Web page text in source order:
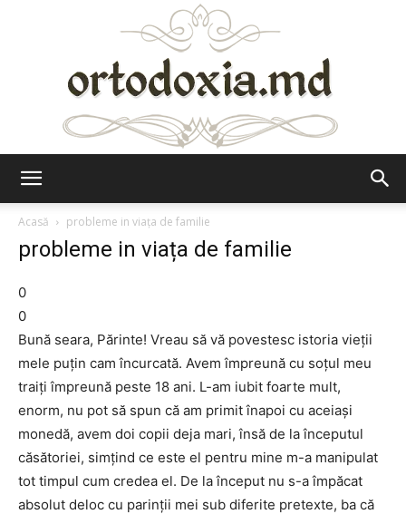
Acasă
probleme in viața de familie
probleme in viața de familie
0
0
Bună seara, Părinte! Vreau să vă povestesc istoria vieții
mele puțin cam încurcată. Avem împreună cu soțul meu
traiți împreună peste 18 ani. L-am iubit foarte mult,
enorm, nu pot să spun că am primit înapoi cu aceiași
monedă, avem doi copii deja mari, însă de la începutul
căsătoriei, simțind ce este el pentru mine m-a manipulat
tot timpul cum credea el. De la început nu s-a împăcat
absolut deloc cu parinții mei sub diferite pretexte, ba că